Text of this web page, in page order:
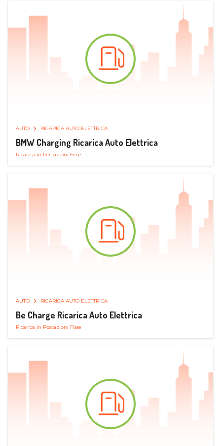
AUTO RICARICA AUTO ELETTRICA
BMW Charging Ricarica Auto Elettrica
Ricarica in Postazioni Fisse
AUTO RICARICA AUTO ELETTRICA
Be Charge Ricarica Auto Elettrica
Ricarica in Postazioni Fisse